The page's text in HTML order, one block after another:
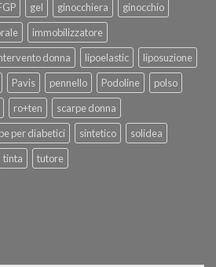
gel ginocchiera
ginocchio
immobilizzatore
donna lipoelastic
liposuzione
Pavis pennello Podoline
polso
ro+ten
scarpe donna
per diabetici sintetico
solidea
tinta tutore